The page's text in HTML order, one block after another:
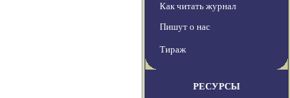
Как читать журнал
Пишут о нас
Тираж
РЕСУРСЫ